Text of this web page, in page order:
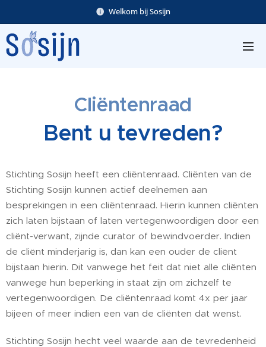
Welkom bij Sosijn
Cliëntenraad
Bent u tevreden?
Stichting Sosijn heeft een cliëntenraad. Cliënten van de
Stichting Sosijn kunnen actief deelnemen aan
besprekingen in een cliëntenraad. Hierin kunnen cliënten
zich laten bijstaan of laten vertegenwoordigen door een
cliënt-verwant, zijnde curator of bewindvoerder. Indien
de cliënt minderjarig is, dan kan een ouder de cliënt
bijstaan hierin. Dit vanwege het feit dat niet alle cliënten
vanwege hun beperking in staat zijn om zichzelf te
vertegenwoordigen. De cliëntenraad komt 4x per jaar
bijeen of meer indien een van de cliënten dat wenst.
Stichting Sosijn hecht veel waarde aan de tevredenheid